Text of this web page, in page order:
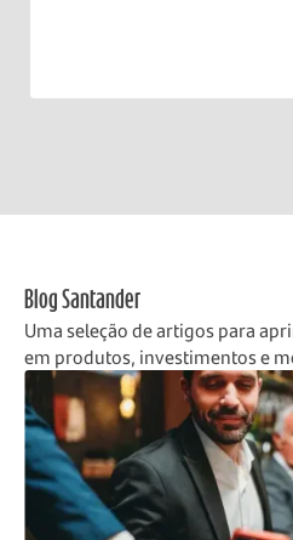
Blog Santander
Uma seleção de artigos para
em produtos, investimentos e